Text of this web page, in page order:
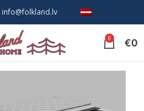
info@folkland.lv LV
0 €0